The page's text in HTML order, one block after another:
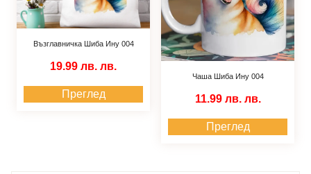
Възглавничка Шиба Ину 004
19.99 лв. лв.
Преглед
Чаша Шиба Ину 004
11.99 лв. лв.
Преглед